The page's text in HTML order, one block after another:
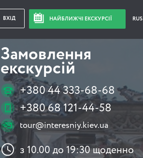
ВХІД НАЙБЛИЖЧІ ЕКСКУРСІЇ RUS
Замовлення
екскурсій
+380 44 333-68-68
+380 68 121-44-58
tour@interesniy.kiev.ua
з 10.00 до 19:30 щоденно